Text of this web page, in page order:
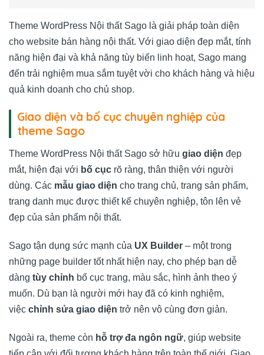
Theme WordPress Nội thất Sago là giải pháp toàn diện
cho website bán hàng nội thất. Với giao diện đẹp mắt, tính
năng hiện đại và khả năng tùy biến linh hoạt, Sago mang
đến trải nghiệm mua sắm tuyệt vời cho khách hàng và hiệu
quả kinh doanh cho chủ shop.
Giao diện và bố cục chuyên nghiệp của
theme Sago
Theme WordPress Nội thất Sago sở hữu giao diện đẹp
mắt, hiện đại với bố cục rõ ràng, thân thiện với người
dùng. Các mẫu giao diện cho trang chủ, trang sản phẩm,
trang danh mục được thiết kế chuyên nghiệp, tôn lên vẻ
đẹp của sản phẩm nội thất.
Sago tận dụng sức mạnh của UX Builder – một trong
những page builder tốt nhất hiện nay, cho phép bạn dễ
dàng tùy chỉnh bố cục trang, màu sắc, hình ảnh theo ý
muốn. Dù bạn là người mới hay đã có kinh nghiệm,
việc chỉnh sửa giao diện trở nên vô cùng đơn giản.
Ngoài ra, theme còn hỗ trợ đa ngôn ngữ, giúp website